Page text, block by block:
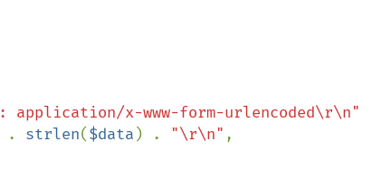
application/x-www-form-urlencoded\r\n"
. strlen($data ) . "\r\n" ,